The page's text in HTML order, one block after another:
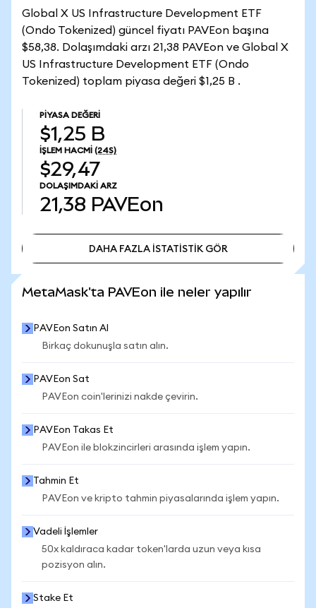
Global X US Infrastructure Development ETF
(Ondo Tokenized) güncel fiyatı PAVEon başına
$58,38. Dolaşımdaki arzı 21,38 PAVEon ve Global X
US Infrastructure Development ETF (Ondo
Tokenized) toplam piyasa değeri $1,25 B .
PIYASA DEĞERI
$1,25 B
İŞLEM HACMI (24S)
$29,47
DOLAŞIMDAKI ARZ
21,38 PAVEon
DAHA FAZLA İSTATİSTİK GÖR
MetaMask'ta PAVEon ile neler yapılır
PAVEon Satın Al
Birkaç dokunuşla satın alın.
PAVEon Sat
PAVEon coin'lerinizi nakde çevirin.
PAVEon Takas Et
PAVEon ile blokzincirleri arasında işlem yapın.
Tahmin Et
PAVEon ve kripto tahmin piyasalarında işlem yapın.
Vadeli İşlemler
50x kaldıraca kadar token'larda uzun veya kısa
pozisyon alın.
Stake Et